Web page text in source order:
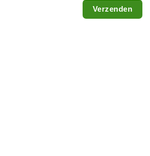
Verzenden